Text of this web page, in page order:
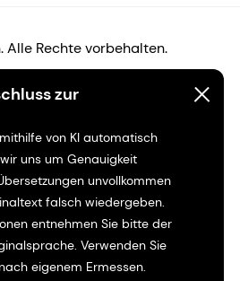
zur
von KI automatisch
uns um Genauigkeit
unvollkommen
falsch wiedergeben.
entnehmen Sie bitte der
Verwenden Sie
eigenem Ermessen.
Rechte vorbehalten.